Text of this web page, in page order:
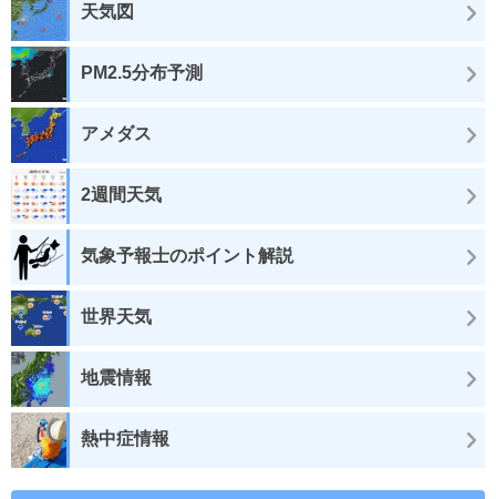
天気図
PM2.5分布予測
アメダス
2週間天気
気象予報士のポイント解説
世界天気
地震情報
熱中症情報